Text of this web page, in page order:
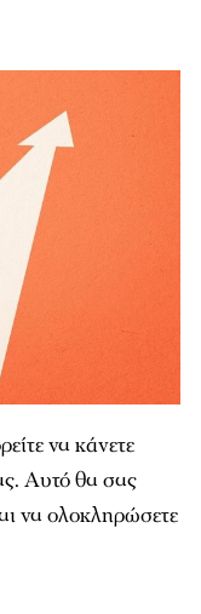
να κάνετε
Αυτό θα σας
να ολοκληρώσετε